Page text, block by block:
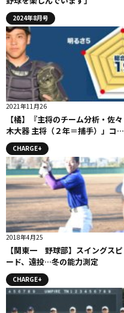
2024年8月号
2021年11月26
【橘】『主将のチーム分析・佐々
木大器 主将（２年＝捕手）」コラ
ム # 橘
CHARGE+
2018年4月25
【関東一 野球部】スイングスピ
ード、遠投…冬の能力測定
CHARGE+